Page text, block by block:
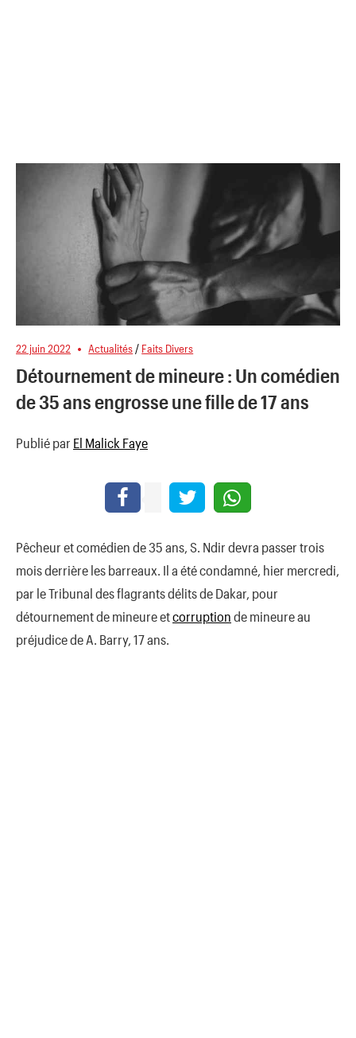
22 juin 2022 Actualités / Faits Divers
Détournement de mineure : Un comédien
de 35 ans engrosse une fille de 17 ans
Publié par El Malick Faye
Pêcheur et comédien de 35 ans, S. Ndir devra passer trois
mois derrière les barreaux. Il a été condamné, hier mercredi,
par le Tribunal des flagrants délits de Dakar, pour
détournement de mineure etcorruption de mineure au
préjudice de A. Barry, 17 ans.